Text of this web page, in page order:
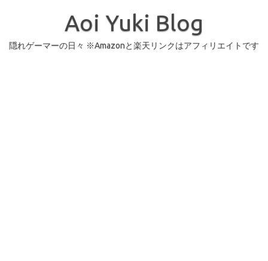
Aoi Yuki Blog
隠れゲーマーの日々 ※Amazonと楽天リンクはアフィリエイトです